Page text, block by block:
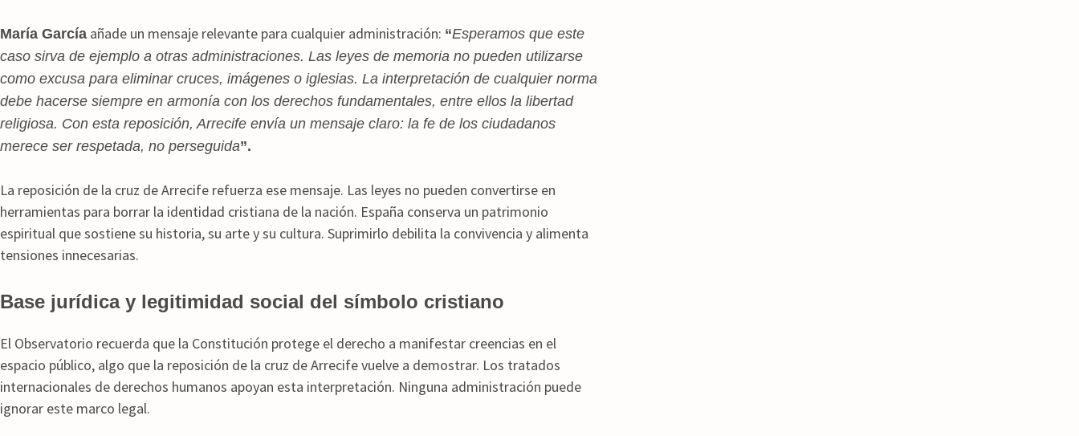
María García añade un mensaje relevante para cualquier administración: “Esperamos que este
caso sirva de ejemplo a otras administraciones. Las leyes de memoria no pueden utilizarse
como excusa para eliminar cruces, imágenes o iglesias. La interpretación de cualquier norma
debe hacerse siempre en armonía con los derechos fundamentales, entre ellos la libertad
religiosa. Con esta reposición, Arrecife envía un mensaje claro: la fe de los ciudadanos
merece ser respetada, no perseguida”.
La reposición de la cruz de Arrecife refuerza ese mensaje. Las leyes no pueden convertirse en
herramientas para borrar la identidad cristiana de la nación. España conserva un patrimonio
espiritual que sostiene su historia, su arte y su cultura. Suprimirlo debilita la convivencia y alimenta
tensiones innecesarias.
Base jurídica y legitimidad social del símbolo cristiano
El Observatorio recuerda que la Constitución protege el derecho a manifestar creencias en el
espacio público, algo que la reposición de la cruz de Arrecife vuelve a demostrar. Los tratados
internacionales de derechos humanos apoyan esta interpretación. Ninguna administración puede
ignorar este marco legal.